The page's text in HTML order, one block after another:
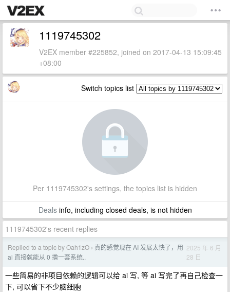
1119745302
V2EX member #225852, joined on 2017-04-13 15:09:45
+08:00
Switch topics list
Per 1119745302's settings, the topics list is hidden
Dealsinfo, including closed deals, is not hidden
1119745302's recent replies
Replied to a topic by Oah1zO › 真的感觉现在 AI 发展太快了，用
ai 直接就能从 0 撸一套系统..
2025 年 6 月
28 日
一些简易的非项目依赖的逻辑可以给 ai 写, 等 ai 写完了再自己检查一
下, 可以省下不少脑细胞